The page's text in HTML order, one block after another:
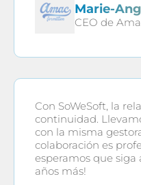
Marie-
CEO de
Con SoWeSoft, la
continuidad.
con la misma
colaboración es
esperamos que
años más!